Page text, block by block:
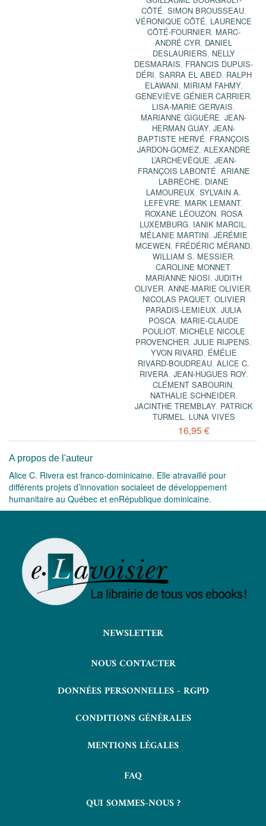
CÔTÉ, SIMON BROUSSEAU,
VÉRONIQUE CÔTÉ, LAURENCE
CÔTÉ-FOURNIER, MARC-
ANDRÉ CYR, DANIEL
DESLAURIERS, NELLY
DESMARAIS, FRANCIS DUPUIS-
DÉRI, SARRA EL ABED, RALPH
ELAWANI, MIRIAM FAHMY,
GENEVIÈVE GÉNIER CARRIER,
LISA-MARIE GERVAIS,
MARIANNE GIGUÈRE,JEAN-
HERMAN GUAY,JEAN-
BAPTISTE HERVÉ, FRANÇOIS
JARDON-GOMEZ, ALEXANDRE
L’ARCHEVÊQUE, JEAN-
FRANÇOIS LABONTÉ, ARIANE
LABRÈCHE, DIANE
LAMOUREUX,SYLVAIN A.
LEFÈVRE, MARK LEMANT,
ROXANE LÉOUZON, ROSA
LUXEMBURG, IANIK MARCIL,
MÉLANIE MARTINI, JÉRÉMIE
MCEWEN, FRÉDÉRIC MÉRAND,
WILLIAM S. MESSIER,
CAROLINE MONNET,
MARIANNE NIOSI,JUDITH
OLIVER,ANNE-MARIE OLIVIER,
NICOLAS PAQUET, OLIVIER
PARADIS-LEMIEUX,JULIA
POSCA, MARIE-CLAUDE
POULIOT, MICHÈLE NICOLE
PROVENCHER,JULIE RIJPENS,
YVON RIVARD, ÉMÉLIE
RIVARD-BOUDREAU,ALICE C.
RIVERA, JEAN-HUGUES ROY,
CLÉMENT SABOURIN,
NATHALIE SCHNEIDER,
JACINTHE TREMBLAY, PATRICK
TURMEL, LUNA VIVES
16,95 €
A propos de l'auteur
Alice C. Rivera est franco-dominicaine. Elle atravaillé pour
différents projets d’innovation socialeet de développement
humanitaire au Québec et enRépublique dominicaine.
NEWSLETTER
NOUS CONTACTER
DONNÉES PERSONNELLES - RGPD
CONDITIONS GÉNÉRALES
MENTIONS LÉGALES
FAQ
QUI SOMMES-NOUS ?